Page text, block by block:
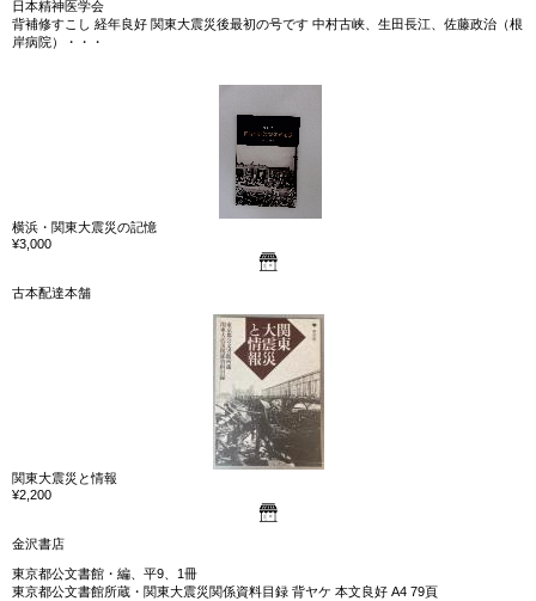
日本精神医学会
背補修すこし 経年良好 関東大震災後最初の号です 中村古峡、生田長江、佐藤政治（根
岸病院）・・・
横浜・関東大震災の記憶
¥3,000
古本配達本舗
関東大震災と情報
¥2,200
金沢書店
東京都公文書館・編、平9、1冊
東京都公文書館所蔵・関東大震災関係資料目録 背ヤケ 本文良好 A4 79頁